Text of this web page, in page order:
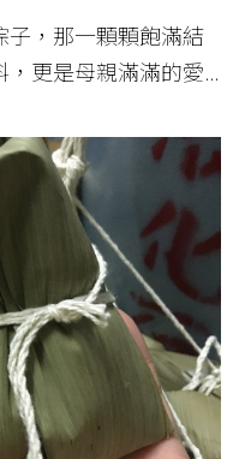
子，那一顆顆飽滿結
更是母親滿滿的愛...